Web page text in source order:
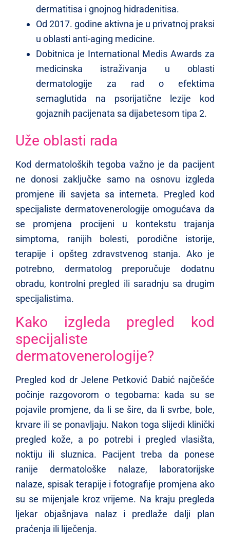
dermatitisa i gnojnog hidradenitisa.
Od 2017. godine aktivna je u privatnoj praksi
u oblasti anti-aging medicine.
Dobitnica je International Medis Awards za
medicinska istraživanja u oblasti
dermatologije za rad o efektima
semaglutida na psorijatične lezije kod
gojaznih pacijenata sa dijabetesom tipa 2.
Uže oblasti rada
Kod dermatoloških tegoba važno je da pacijent
ne donosi zaključke samo na osnovu izgleda
promjene ili savjeta sa interneta. Pregled kod
specijaliste dermatovenerologije omogućava da
se promjena procijeni u kontekstu trajanja
simptoma, ranijih bolesti, porodične istorije,
terapije i opšteg zdravstvenog stanja. Ako je
potrebno, dermatolog preporučuje dodatnu
obradu, kontrolni pregled ili saradnju sa drugim
specijalistima.
Kako izgleda pregled kod
specijaliste
dermatovenerologije?
Pregled kod dr Jelene Petković Dabić najčešće
počinje razgovorom o tegobama: kada su se
pojavile promjene, da li se šire, da li svrbe, bole,
krvare ili se ponavljaju. Nakon toga slijedi klinički
pregled kože, a po potrebi i pregled vlasišta,
noktiju ili sluznica. Pacijent treba da ponese
ranije dermatološke nalaze, laboratorijske
nalaze, spisak terapije i fotografije promjena ako
su se mijenjale kroz vrijeme. Na kraju pregleda
ljekar objašnjava nalaz i predlaže dalji plan
praćenja ili liječenja.